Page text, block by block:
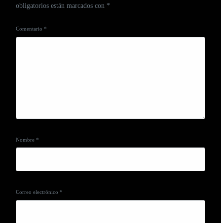
obligatorios están marcados con *
Comentario*
Nombre*
Correo electrónico*